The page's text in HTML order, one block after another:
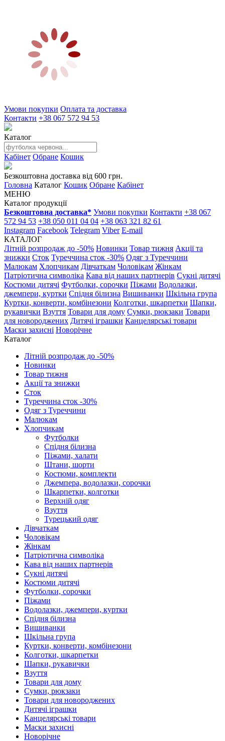
Умови покупки Оплата та доставка
Контакти +38 067 572 94 53
Каталог
Кабінет Обране Кошик
Безкоштовна доставка від 600 грн.
Головна Каталог Кошик Обране Кабінет
МЕНЮ
Каталог продукції
Безкоштовна доставка* Умови покупки Контакти +38 067
572 94 53 +38 050 011 04 04 +38 063 321 82 61
Instagram Facebook Telegram Viber E-mail
КАТАЛОГ
Літній розпродаж до -50% Новинки Товар тижня Акції та
знижки Сток Туреччина сток -30% Одяг з Туреччини
Малюкам Хлопчикам Дівчаткам Чоловікам Жінкам
Патріотична символіка Кава від наших партнерів Сукні дитячі
Костюми дитячі Футболки, сорочки Піжами Водолазки,
джемпери, куртки Спідня білизна Вишиванки Шкільна група
Куртки, конверти, комбінезони Колготки, шкарпетки Шапки,
рукавички Взуття Товари для дому Сумки, рюкзаки Товари
для новороджених Дитячі іграшки Канцелярські товари
Маски захисні Новорічне
Каталог
Літній розпродаж до -50%
Новинки
Товар тижня
Акції та знижки
Сток
Туреччина сток -30%
Одяг з Туреччини
Малюкам
Хлопчикам
Футболки
Спідня білизна
Піжами, халати
Штани, шорти
Костюми, комплекти
Джемпера, водолазки, сорочки
Шкарпетки, колготки
Верхній одяг
Взуття
Турецький одяг
Дівчаткам
Чоловікам
Жінкам
Патріотична символіка
Кава від наших партнерів
Сукні дитячі
Костюми дитячі
Футболки, сорочки
Піжами
Водолазки, джемпери, куртки
Спідня білизна
Вишиванки
Шкільна група
Куртки, конверти, комбінезони
Колготки, шкарпетки
Шапки, рукавички
Взуття
Товари для дому
Сумки, рюкзаки
Товари для новороджених
Дитячі іграшки
Канцелярські товари
Маски захисні
Новорічне